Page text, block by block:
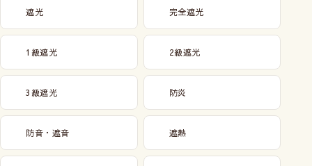
遮光 完全遮光
1級遮光 2級遮光
3級遮光 防炎
防音・遮音 遮熱